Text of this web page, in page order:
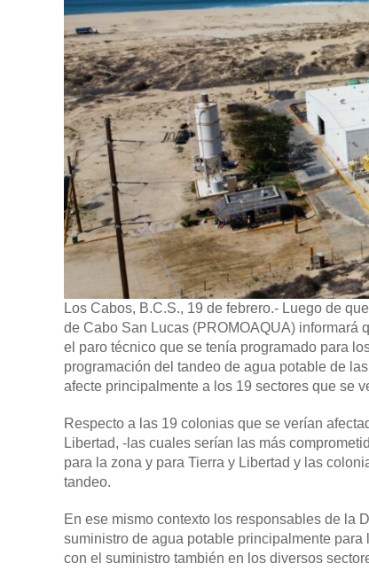
Los Cabos, B.C.S., 19 de febrero.- Luego de
de Cabo San Lucas (PROMOAQUA) informará
el paro técnico que se tenía programado para
programación del tandeo de agua potable de
afecte principalmente a los 19 sectores que se
Respecto a las 19 colonias que se verían
Libertad, -las cuales serían las más
para la zona y para Tierra y Libertad y las
tandeo.
En ese mismo contexto los responsables de la
suministro de agua potable principalmente
con el suministro también en los diversos